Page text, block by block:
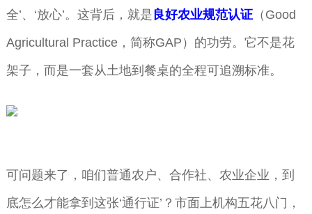
全’、‘放心’。这背后，就是 良好农业规范认证（Good
Agricultural Practice，简称GAP）的功劳。它不是花
架子，而是一套从土地到餐桌的全程可追溯标准。
可问题来了，咱们普通农户、合作社、农业企业，到
底怎么才能拿到这张‘通行证’？市面上机构五花八门，